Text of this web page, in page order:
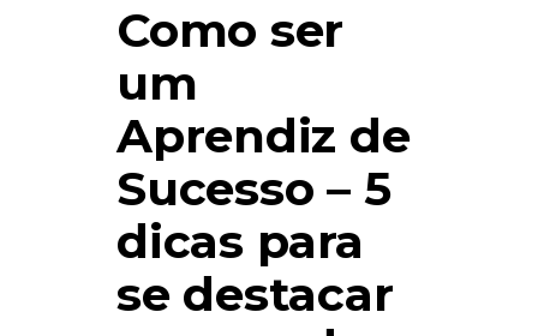
Como ser
um
Aprendiz de
Sucesso – 5
dicas para
se destacar